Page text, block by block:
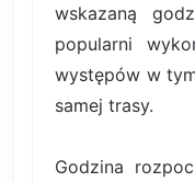
wskazaną
popularni
występów w
samej trasy.
Godzina